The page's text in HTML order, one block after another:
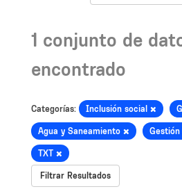
1 conjunto de
encontrado
Categorías: Inclusión social
Agua y Saneamiento
TXT
Filtrar Resultados